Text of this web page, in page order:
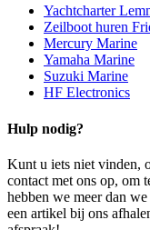
Yachtcharter
Zeilboot huren
Mercury Marine
Yamaha Marine
Suzuki Marine
HF Electronics
Hulp nodig?
Kunt u iets niet vinden,
contact met ons op, om
hebben we meer dan
een artikel bij ons